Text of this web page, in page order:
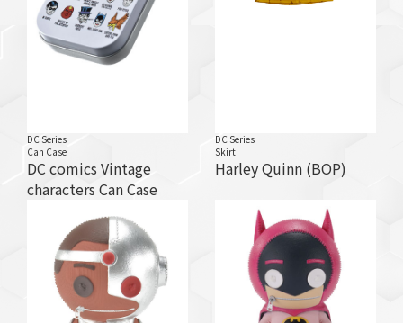
DC Series
Can Case
DC comics Vintage
characters Can Case
DC Series
Skirt
Harley Quinn (BOP)